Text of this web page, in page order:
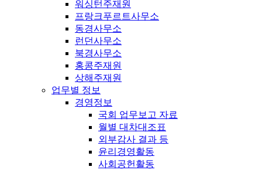
워싱턴주재원
프랑크푸르트사무소
동경사무소
런던사무소
북경사무소
홍콩주재원
상해주재원
업무별 정보
경영정보
국회 업무보고 자료
월별 대차대조표
외부감사 결과 등
윤리경영활동
사회공헌활동